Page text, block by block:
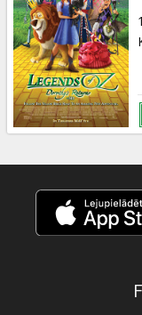
Dāvanu
kartes
Uzkodas
B2B
Kino
Klubs